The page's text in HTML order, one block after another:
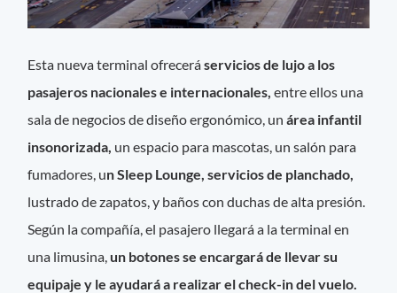
Esta nueva terminal ofreceráservicios de lujo a los
pasajeros nacionales e internacionales, entre ellos una
sala de negocios de diseño ergonómico, un área infantil
insonorizada, un espacio para mascotas, un salón para
fumadores, un Sleep Lounge, servicios de planchado,
lustrado de zapatos, y baños con duchas de alta presión.
Según la compañía, el pasajero llegará a la terminal en
una limusina, un botones se encargará de llevar su
equipaje y le ayudará a realizar el check-in del vuelo.